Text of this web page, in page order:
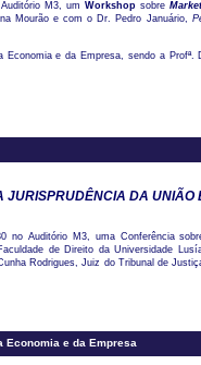
M3, um Workshop sobre
Mourão e com o Dr. Pedro Januário,
e da Empresa, sendo a Profª.
JURISPRUDÊNCIA DA UNIÃO
no Auditório M3, uma Conferência
de Direito da Universidade
Rodrigues, Juiz do Tribunal de
Economia e da Empresa